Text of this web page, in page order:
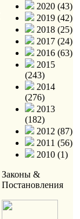
2020 (43)
2019 (42)
2018 (25)
2017 (24)
2016 (63)
2015
(243)
2014
(276)
2013
(182)
2012 (87)
2011 (56)
2010 (1)
Законы &
Постановления